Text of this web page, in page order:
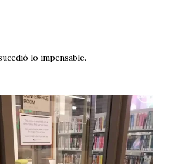
lo impensable.